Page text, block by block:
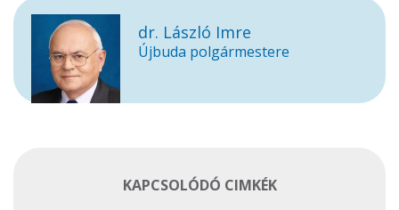
dr. László Imre
Újbuda polgármestere
KAPCSOLÓDÓ CIMKÉK